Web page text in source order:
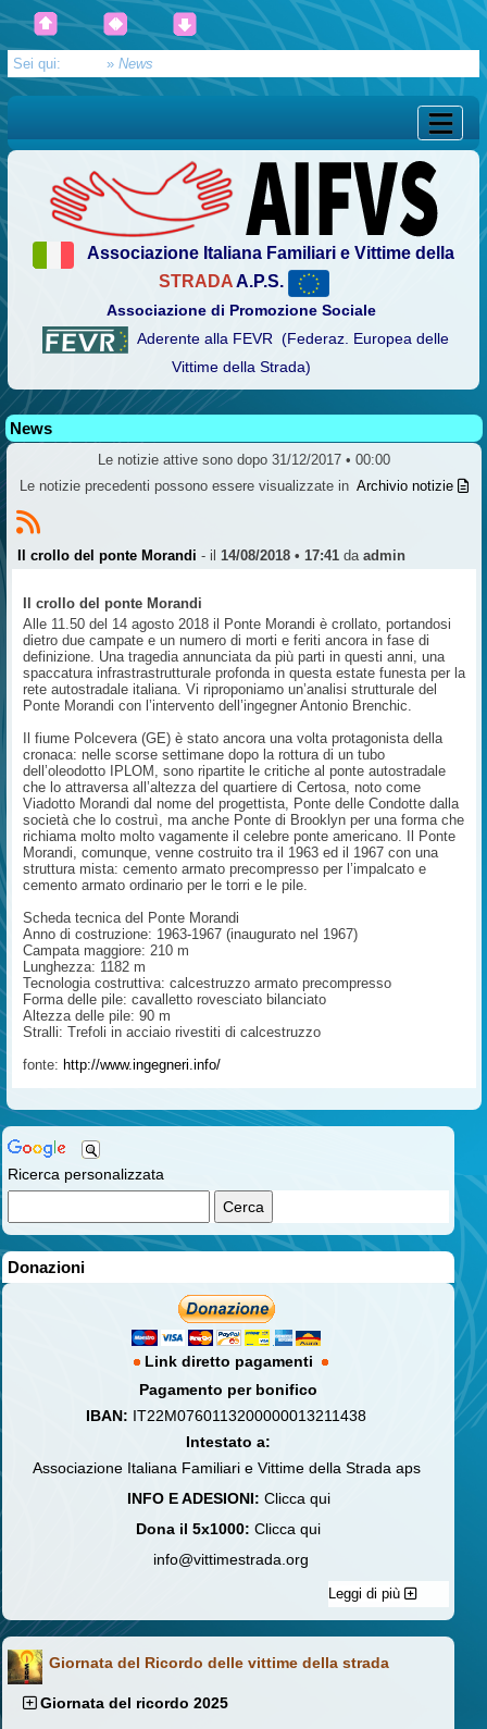
Sei qui: » News
Associazione Italiana Familiari e Vittime della
STRADAA.P.S.
Associazione di Promozione Sociale
Aderente alla FEVR (Federaz. Europea delle
Vittime della Strada)
Ricerca personalizzata
Donazioni
Link diretto pagamenti
Pagamento per bonifico
IBAN: IT22M0760113200000013211438
Intestato a:
Associazione Italiana Familiari e Vittime della Strada aps
INFO E ADESIONI: Clicca qui
Dona il 5x1000: Clicca qui
info@vittimestrada.org
Leggi di più
Giornata del Ricordo delle vittime della strada
Giornata del ricordo 2025
News
Le notizie attive sono dopo 31/12/2017 • 00:00
Le notizie precedenti possono essere visualizzate in Archivio notizie
Il crollo del ponte Morandi - il 14/08/2018 • 17:41da admin
Il crollo del ponte Morandi
Alle 11.50 del 14 agosto 2018 il Ponte Morandi è crollato, portandosi
dietro due campate e un numero di morti e feriti ancora in fase di
definizione. Una tragedia annunciata da più parti in questi anni, una
spaccatura infrastrastrutturale profonda in questa estate funesta per la
rete autostradale italiana. Vi riproponiamo un’analisi strutturale del
Ponte Morandi con l’intervento dell’ingegner Antonio Brenchic.
Il fiume Polcevera (GE) è stato ancora una volta protagonista della
cronaca: nelle scorse settimane dopo la rottura di un tubo
dell’oleodotto IPLOM, sono ripartite le critiche al ponte autostradale
che lo attraversa all’altezza del quartiere di Certosa, noto come
Viadotto Morandi dal nome del progettista, Ponte delle Condotte dalla
società che lo costruì, ma anche Ponte di Brooklyn per una forma che
richiama molto molto vagamente il celebre ponte americano. Il Ponte
Morandi, comunque, venne costruito tra il 1963 ed il 1967 con una
struttura mista: cemento armato precompresso per l’impalcato e
cemento armato ordinario per le torri e le pile.
Scheda tecnica del Ponte Morandi
Anno di costruzione: 1963-1967 (inaugurato nel 1967)
Campata maggiore: 210 m
Lunghezza: 1182 m
Tecnologia costruttiva: calcestruzzo armato precompresso
Forma delle pile: cavalletto rovesciato bilanciato
Altezza delle pile: 90 m
Stralli: Trefoli in acciaio rivestiti di calcestruzzo
fonte: http://www.ingegneri.info/